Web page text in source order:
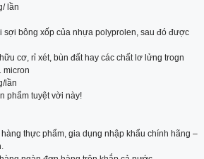
lần
sợi bông xốp của nhựa polyprolen, sau đó được
cơ, rỉ xét, bùn đất hay các chất lơ lửng trogn
micron
lần
phẩm tuyệt vời này!
thực phẩm, gia dụng nhập khẩu chính hãng –